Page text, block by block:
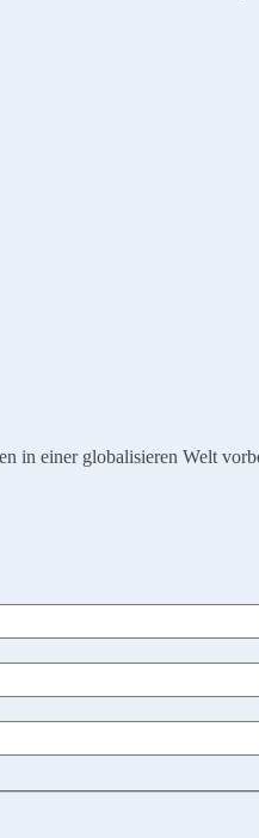
in einer globalisieren Welt